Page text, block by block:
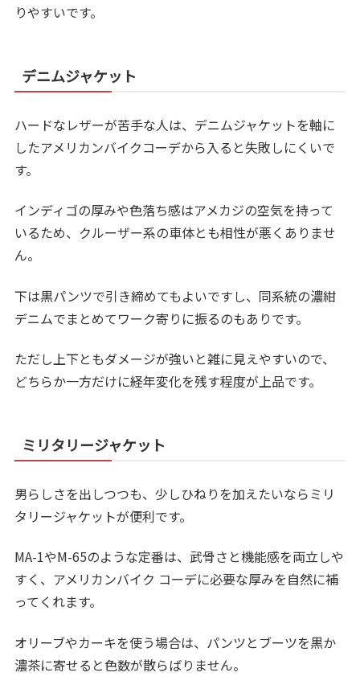
りやすいです。
デニムジャケット
ハードなレザーが苦手な人は、デニムジャケットを軸に
したアメリカンバイクコーデから入ると失敗しにくいで
す。
インディゴの厚みや色落ち感はアメカジの空気を持って
いるため、クルーザー系の車体とも相性が悪くありませ
ん。
下は黒パンツで引き締めてもよいですし、同系統の濃紺
デニムでまとめてワーク寄りに振るのもありです。
ただし上下ともダメージが強いと雑に見えやすいので、
どちらか一方だけに経年変化を残す程度が上品です。
ミリタリージャケット
男らしさを出しつつも、少しひねりを加えたいならミリ
タリージャケットが便利です。
MA-1やM-65のような定番は、武骨さと機能感を両立しや
すく、アメリカンバイク コーデに必要な厚みを自然に補
ってくれます。
オリーブやカーキを使う場合は、パンツとブーツを黒か
濃茶に寄せると色数が散らばりません。